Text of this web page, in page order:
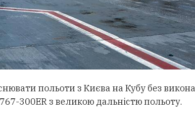
польоти з Києва на Кубу без
300ER з великою дальністю польоту.